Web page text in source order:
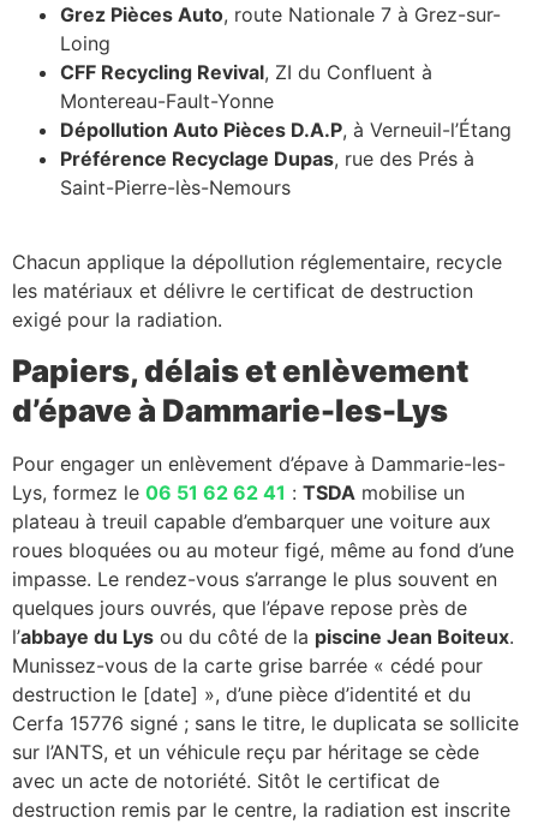
Grez Pièces Auto, route Nationale 7 à Grez-sur-
Loing
CFF Recycling Revival, ZI du Confluent à
Montereau-Fault-Yonne
Dépollution Auto Pièces D.A.P, à Verneuil-l’Étang
Préférence Recyclage Dupas, rue des Prés à
Saint-Pierre-lès-Nemours
Chacun applique la dépollution réglementaire, recycle
les matériaux et délivre le certificat de destruction
exigé pour la radiation.
Papiers, délais et enlèvement
d’épave à Dammarie-les-Lys
Pour engager un enlèvement d’épave à Dammarie-les-
Lys, formez le 06 51 62 62 41 : TSDA mobilise un
plateau à treuil capable d’embarquer une voiture aux
roues bloquées ou au moteur figé, même au fond d’une
impasse. Le rendez-vous s’arrange le plus souvent en
quelques jours ouvrés, que l’épave repose près de
l’abbaye du Lys ou du côté de la piscine Jean Boiteux.
Munissez-vous de la carte grise barrée « cédé pour
destruction le [date] », d’une pièce d’identité et du
Cerfa 15776 signé ; sans le titre, le duplicata se sollicite
sur l’ANTS, et un véhicule reçu par héritage se cède
avec un acte de notoriété. Sitôt le certificat de
destruction remis par le centre, la radiation est inscrite